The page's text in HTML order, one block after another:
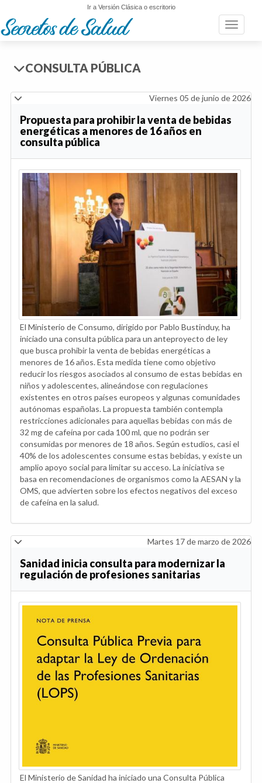
Ir a Versión Clásica o escritorio
Toggle
CONSULTA PÚBLICA
Viernes 05 de junio de 2026
Propuesta para prohibir la venta de bebidas
energéticas a menores de 16 años en
consulta pública
El Ministerio de Consumo, dirigido por Pablo Bustinduy, ha
iniciado una consulta pública para un anteproyecto de ley
que busca prohibir la venta de bebidas energéticas a
menores de 16 años. Esta medida tiene como objetivo
reducir los riesgos asociados al consumo de estas bebidas en
niños y adolescentes, alineándose con regulaciones
existentes en otros países europeos y algunas comunidades
autónomas españolas. La propuesta también contempla
restricciones adicionales para aquellas bebidas con más de
32 mg de cafeína por cada 100 ml, que no podrán ser
consumidas por menores de 18 años. Según estudios, casi el
40% de los adolescentes consume estas bebidas, y existe un
amplio apoyo social para limitar su acceso. La iniciativa se
basa en recomendaciones de organismos como la AESAN y la
OMS, que advierten sobre los efectos negativos del exceso
de cafeína en la salud.
Martes 17 de marzo de 2026
Sanidad inicia consulta para modernizar la
regulación de profesiones sanitarias
El Ministerio de Sanidad ha iniciado una Consulta Pública